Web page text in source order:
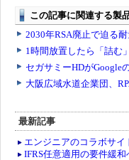
最新記事
エンジニアのコラボサイ
IFRS任意適用の要件緩